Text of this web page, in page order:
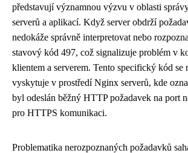
představují významnou výzvu v oblasti
serverů a aplikací. Když server obdrží
nedokáže správně interpretovat nebo
stavový kód 497, což signalizuje problém v
klientem a serverem. Tento specifický kód se
vyskytuje v prostředí Nginx serverů, kde
byl odeslán běžný HTTP požadavek na port
pro HTTPS komunikaci.
Problematika nerozpoznaných požadavků